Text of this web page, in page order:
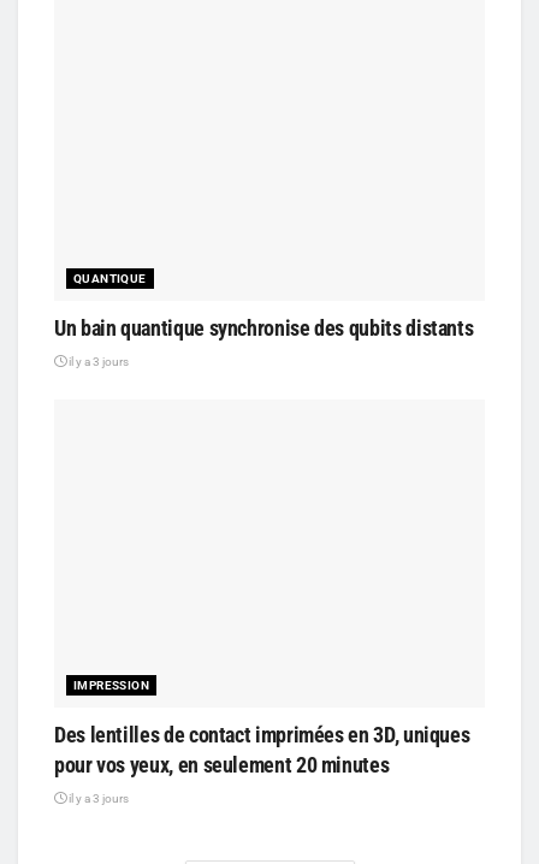
QUANTIQUE
Un bain quantique synchronise des qubits distants
il y a 3 jours
IMPRESSION
Des lentilles de contact imprimées en 3D, uniques
pour vos yeux, en seulement 20 minutes
il y a 3 jours